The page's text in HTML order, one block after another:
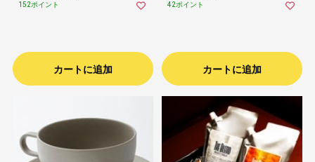
152ポイント
カートに追加
42ポイント
カートに追加